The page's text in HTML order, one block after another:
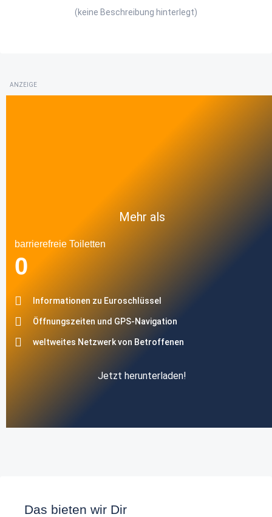
(keine Beschreibung hinterlegt)
ANZEIGE
Mehr als
barrierefreie Toiletten
0
Informationen zu Euroschlüssel
Öffnungszeiten und GPS-Navigation
weltweites Netzwerk von Betroffenen
Jetzt herunterladen!
Das bieten wir Dir